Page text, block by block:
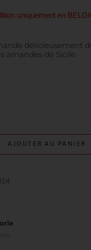
uniquement en
délicieusement
amandes de Sicile.
AJOUTER AU PANIER